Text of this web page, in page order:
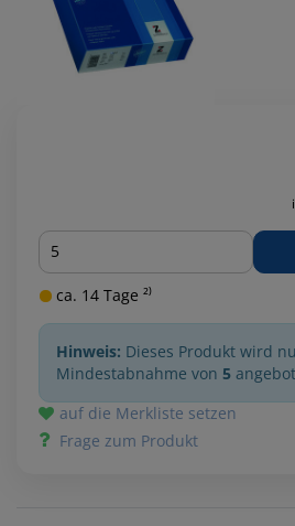
Menge
ca. 14 Tage ²⁾
Hinweis: Dieses Produkt wird
Mindestabnahme von 5
auf die Merkliste setzen
Frage zum Produkt